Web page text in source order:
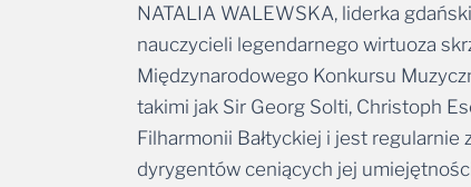
NATALIA WALEWSKA, liderka
nauczycieli legendarnego wirtuoza
Międzynarodowego Konkursu
takimi jak Sir Georg Solti, Christoph
Filharmonii Bałtyckiej i jest
dyrygentów ceniących jej